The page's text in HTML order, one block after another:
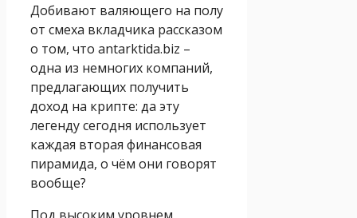
Добивают валяющего на полу
от смеха вкладчика рассказом
о том, что antarktida.biz –
одна из немногих компаний,
предлагающих получить
доход на крипте: да эту
легенду сегодня использует
каждая вторая финансовая
пирамида, о чём они говорят
вообще?